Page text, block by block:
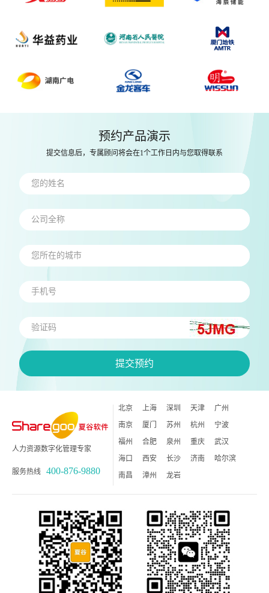
预约产品演示
提交信息后，专属顾问将会在1个工作日内与您取得联系
您的姓名
公司全称
您所在的城市
手机号
验证码
提交预约
人力资源数字化管理专家
服务热线 400-876-9880
北京 上海 深圳 天津
广州
南京
厦门 苏州 杭州
宁波
福州
合肥 泉州 重庆
武汉
海口
西安 长沙 济南
哈尔滨
南昌
漳州 龙岩